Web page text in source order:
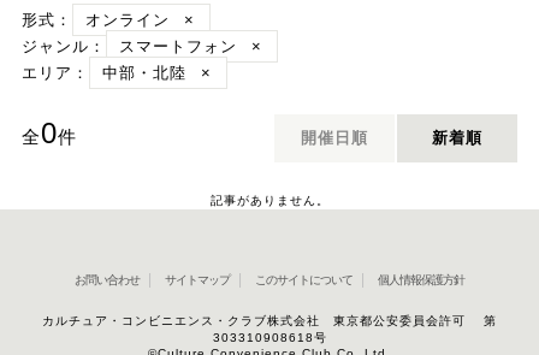
形式：
オンライン
×
ジャンル：
スマートフォン
×
エリア：
中部・北陸 ×
全0件 開催日順 新着順
記事がありません。
お問い合わせ サイトマップ このサイトについて 個人情報保護方針
カルチュア・コンビニエンス・クラブ株式会社 東京都公安委員会許可 第
303310908618号